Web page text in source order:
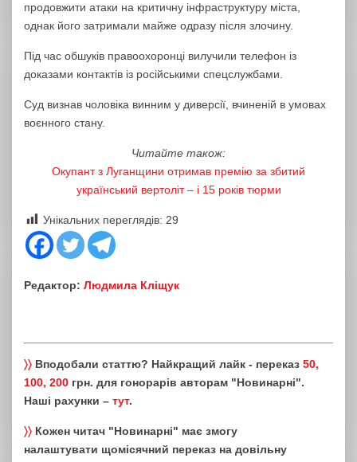
продовжити атаки на критичну інфраструктуру міста,
однак його затримали майже одразу після злочину.
Під час обшуків правоохоронці вилучили телефон із
доказами контактів із російськими спецслужбами.
Суд визнав чоловіка винним у диверсії, вчиненій в умовах
воєнного стану.
Читайте також:
Окупант з Луганщини отримав премію за збитий
український вертоліт – і 15 років тюрми
Унікальних переглядів: 29
Редактор: Людмила Кліщук
〉〉 Вподобали статтю? Найкращий лайк - переказ 50,
100, 200 грн. для гонорарів авторам "Новинарні".
Наші рахунки – тут.
〉〉 Кожен читач "Новинарні" має змогу
налаштувати щомісячний переказ на довільну